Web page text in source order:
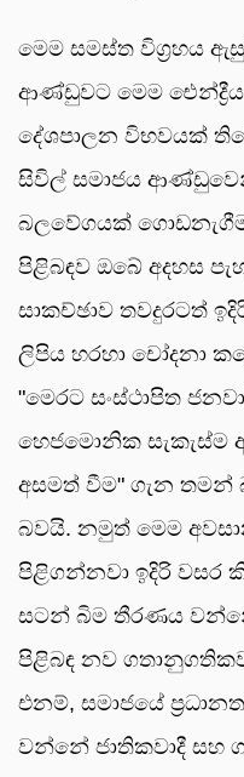
මෙම සමස්ත විග්‍රහය
ආණ්ඩුවට මෙම ඓන්ද්‍රීය
දේශපාලන විභවයක්
සිවිල් සමාජය
බලවේගයක්
පිළිබඳව ඔබේ අදහස
සාකච්ඡාව තවදුරටත්
ලිපිය හරහා චෝදනා
"මෙරට සංස්ථාපිත
හෙජමොනික සැකැස්ම
අසමත් වීම" ගැන
බවයි. නමුත් මෙම
පිළිගන්නවා ඉදිරි වසර
සටන් බිම තීරණය
පිළිබඳ නව
එනම්, සමාජයේ
වන්නේ ජාතිකවාදී සහ